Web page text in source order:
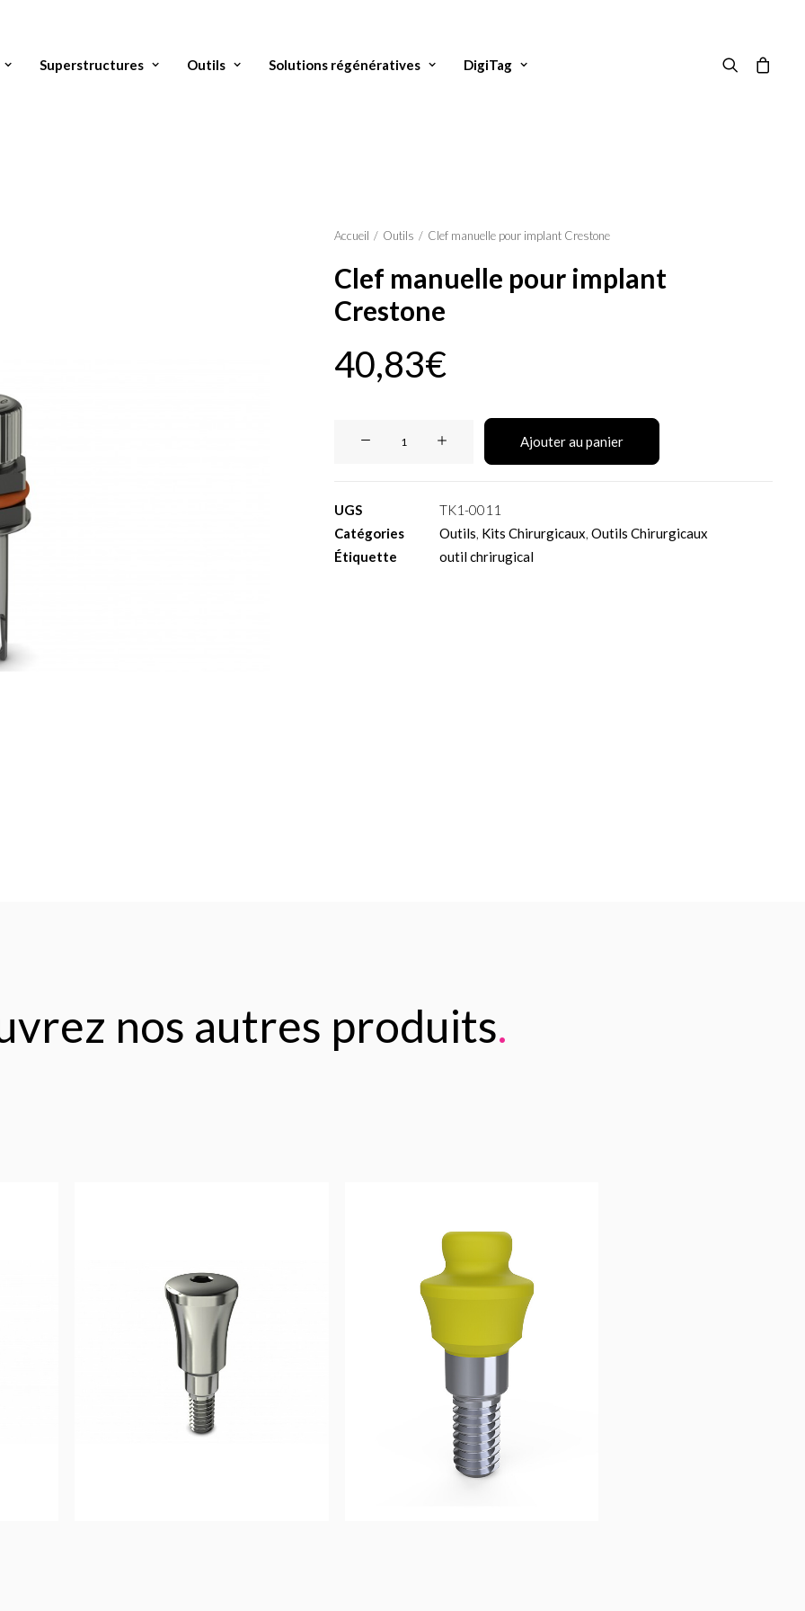
Superstructures Outils Solutions régénératives DigiTag
Accueil Outils Clef manuelle pour implant Crestone
Clef manuelle pour implant
Crestone
40,83€
implant
Ajouter au panier
UGS
TK1-0011
Catégories
Outils, Kits Chirurgicaux, Outils Chirurgicaux
Étiquette
outil chrirugical
nos autres produits.
17,50€
Ajouter au
panier
110,00
Ajouter au